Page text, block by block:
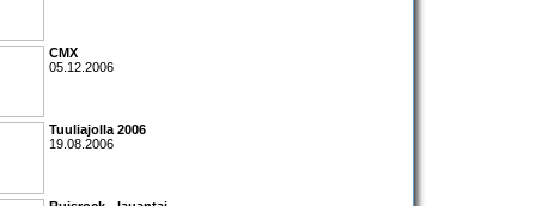
CMX
05.12.2006
Tuuliajolla 2006
19.08.2006